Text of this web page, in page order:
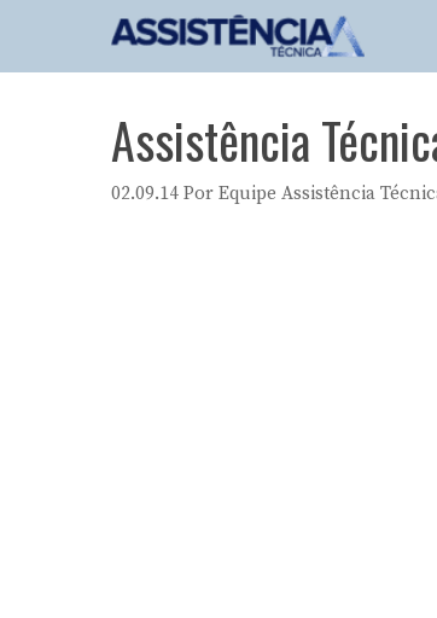
Assistência
02.09.14 Por Equipe Assistência